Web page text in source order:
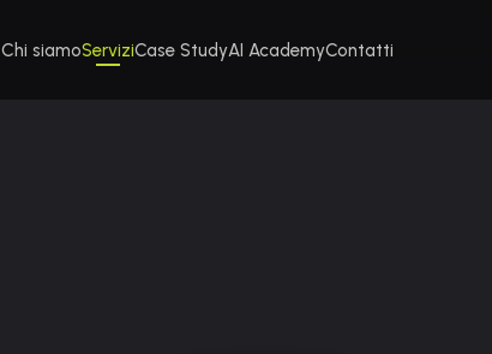
Chi siamoServiziCase StudyAI AcademyContatti